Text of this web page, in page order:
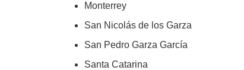
Monterrey
San Nicolás de los Garza
San Pedro Garza García
Santa Catarina